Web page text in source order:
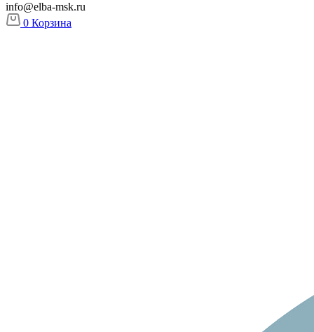
info@elba-msk.ru
0 Корзина